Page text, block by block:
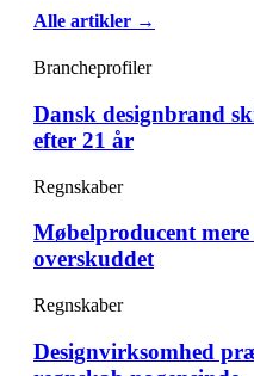
Alle artikler →
Brancheprofiler
Dansk designbrand
efter 21 år
Regnskaber
Møbelproducent
overskuddet
Regnskaber
Designvirksomhed